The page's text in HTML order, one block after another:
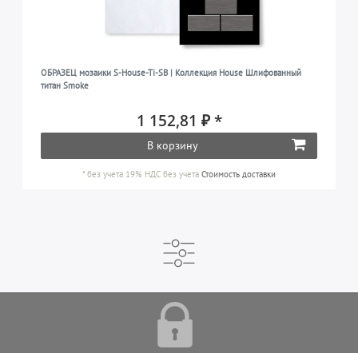
ОБРАЗЕЦ мозаики S-House-Ti-SB | Коллекция House Шлифованный
титан Smoke
1 152,81 ₽ *
В корзину
*без учета 19% НДС без учета Стоимость доставки